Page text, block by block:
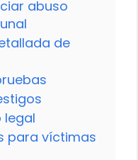
abuso
de
legal
para víctimas